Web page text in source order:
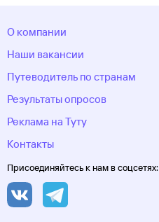
О компании
Наши вакансии
Путеводитель по странам
Результаты опросов
Реклама на Туту
Контакты
Присоединяйтесь к нам в соцсетях: